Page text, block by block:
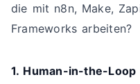
die mit n8n, Make,
Frameworks arbeiten?
1. Human-in-the-